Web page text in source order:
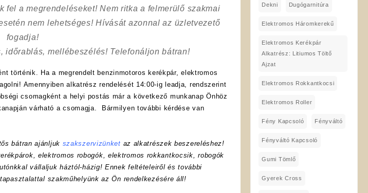
fel a megrendeléseket! Nem ritka a felmerülő szakmai
nem lehetséges! Hívását azonnal az üzletvezető
fogadja!
időrablás, mellébeszélés! Telefonáljon bátran!
történik. Ha a megrendelt benzinmotoros kerékpár, elektromos
Amennyiben alkatrész rendelését 14:00-ig leadja, rendszerint
csomagként a helyi postás már a következő munkanap Önhöz
várható a csomagja. Bármilyen további kérdése van
bátran ajánljuk szakszervizünket az alkatrészek beszereléshez!
elektromos robogók, elektromos rokkantkocsik, robogók
vállaljuk háztól-házig! Ennek feltételeiről és további
szakműhelyünk az Ön rendelkezésére áll!
Dekni Dugógarnitúra
Elektromos Háromkerekű
Elektromos Kerékpár
Alkatrész: Litiumos Töltő
Ajzat
Elektromos Rokkantkocsi
Elektromos Roller
Fény Kapcsoló Fényváltó
Fényváltó Kapcsoló
Gumi Tömlő
Gyerek Cross